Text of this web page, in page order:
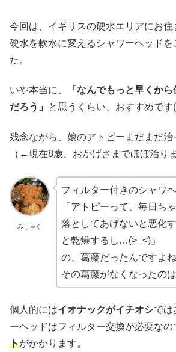
今回は、イギリスの硬水エリアにお住
硬水を軟水に変えるシャワーヘッドを
た。
いや本当に、
「なんでもっと早くか
だろう」
と思うくらい、おすすめです
残念ながら、娘のアトピーまだまだ
（←現在8歳、おかげさまでほぼ治り
みしゃく
フィルター付きのシャワ
「アトピーって、毎日ち
落としてあげないと悪化
と乾燥するし…(>_<)」
の、葛藤だったんですよ
その葛藤がなくなったのは
個人的にはイオナックがイチオシでは
ーヘッドはフィルター交換が必要なの
トがかかります。